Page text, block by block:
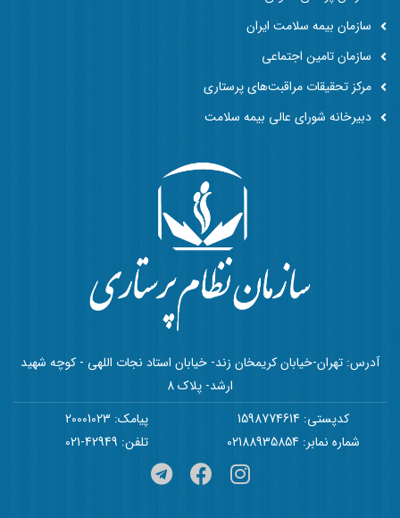
آدرس: تهران-خیابان کریمخان زند- خیابان استاد نجات اللهی - کوچه شهید
ارشد- پلاک 8
کدپستی: 1598774614
پیامک: 20001023
شماره نمابر: 02188935854
تلفن: 42949-021
سازمان بیمه سلامت ایران
سازمان تامین اجتماعی
مرکز تحقیقات مراقبت‌های پرستاری
دبیرخانه شورای عالی بیمه سلامت